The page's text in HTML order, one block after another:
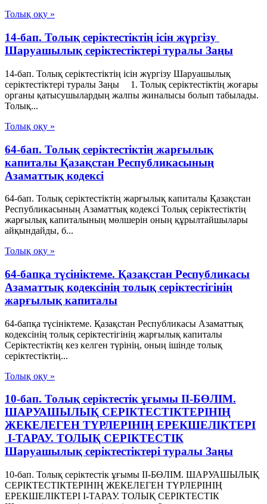
Толық оқу »
14-бап. Толық серiктестiктiң iсiн жүргiзу
Шаруашылық серіктестіктері туралы Заңы
14-бап. Толық серiктестiктiң iсiн жүргiзу Шаруашылық
серіктестіктері туралы Заңы 1. Толық серiктестiктiң жоғары
органы қатысушылардың жалпы жиналысы болып табылады.
Толық...
Толық оқу »
64-бап. Толық серiктестiктiң жарғылық
капиталы Қазақстан Республикасының
Азаматтық кодексi
64-бап. Толық серiктестiктiң жарғылық капиталы Қазақстан
Республикасының Азаматтық кодексi Толық серiктестiктiң
жарғылық капиталының мөлшерiн оның құрылтайшылары
айқындайды, б...
Толық оқу »
64-бапқа түсініктеме. Қазақстан Республикасы
Азаматтық кодексінің толық серіктестігінің
жарғылық капиталы
64-бапқа түсініктеме. Қазақстан Республикасы Азаматтық
кодексінің толық серіктестігінің жарғылық капиталы
Серіктестіктің кез келген түрінің, оның ішінде толық
серіктестіктің...
Толық оқу »
10-бап. Толық серiктестiк ұғымы II-БӨЛIМ.
ШАРУАШЫЛЫҚ СЕРIКТЕСТIКТЕРIНIҢ
ЖЕКЕЛЕГЕН ТҮРЛЕРIНIҢ ЕРЕКШЕЛIКТЕРI
I-ТАРАУ. ТОЛЫҚ СЕРIКТЕСТIК
Шаруашылық серіктестіктері туралы Заңы
10-бап. Толық серiктестiк ұғымы II-БӨЛIМ. ШАРУАШЫЛЫҚ
СЕРIКТЕСТIКТЕРIНIҢ ЖЕКЕЛЕГЕН ТҮРЛЕРIНIҢ
ЕРЕКШЕЛIКТЕРI I-ТАРАУ. ТОЛЫҚ СЕРIКТЕСТIК